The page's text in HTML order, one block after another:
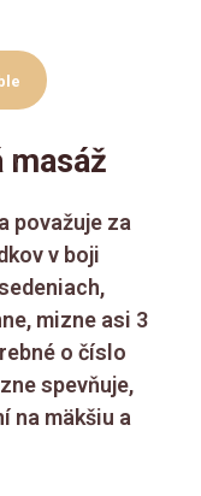
masáž
považuje za
v boji
mizne asi 3
o číslo
spevňuje,
na mäkšiu a